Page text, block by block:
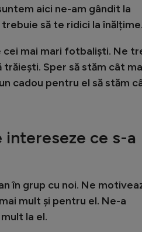
aici ne-am gândit la
să te ridici la înălțime.
cei mai mari fotbaliști. Ne
trăiești. Sper să stăm cât
cadou pentru el să stăm
intereseze ce s-a
în grup cu noi. Ne
mult și pentru el. Ne-a
la el.